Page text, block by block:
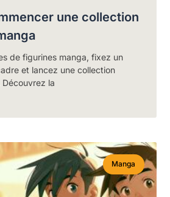
une collection
de figurines manga, fixez un
et lancez une collection
la
Manga